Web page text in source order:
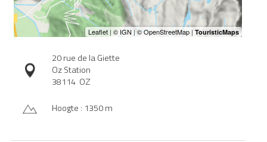
20 rue de la Giette
Oz Station
38114 OZ
Hoogte : 1350 m